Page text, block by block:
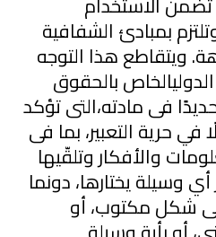
بمبادئ الشفافية
ويتقاطع هذا التوجه
يالخاص بالحقوق
فى مادته،التى تؤكد
فيحرية التعبير، بما فى
والأفكار وتلقّيها
ي وسيلة يختارها، دونما
شكل مكتوب، أو